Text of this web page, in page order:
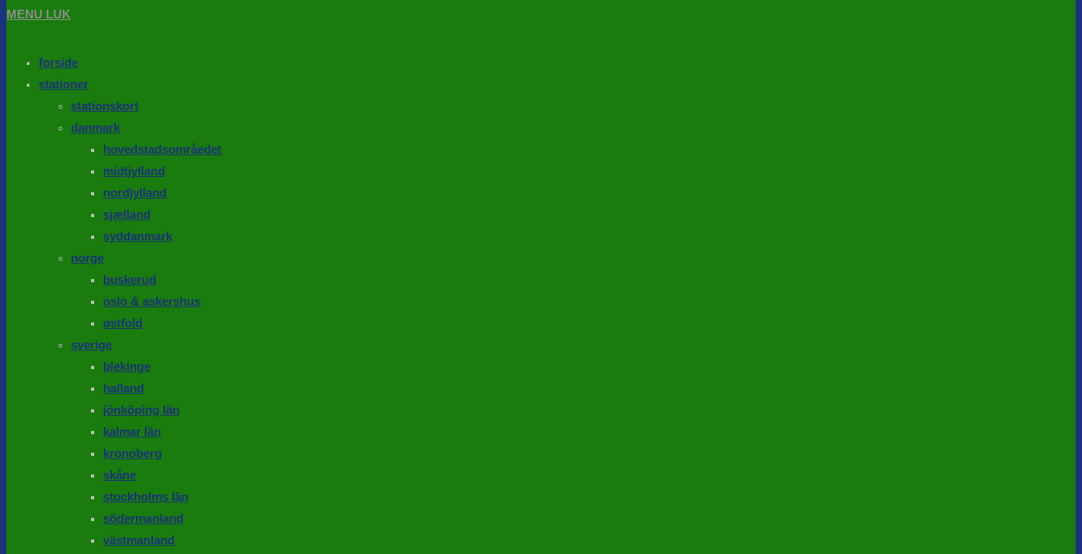
MENU LUK
forside
stationer
stationskort
danmark
hovedstadsområedet
midtjylland
nordjylland
sjælland
syddanmark
norge
buskerud
oslo & askershus
østfold
sverige
blekinge
halland
jönköping län
kalmar län
kronoberg
skåne
stockholms län
södermanland
västmanland